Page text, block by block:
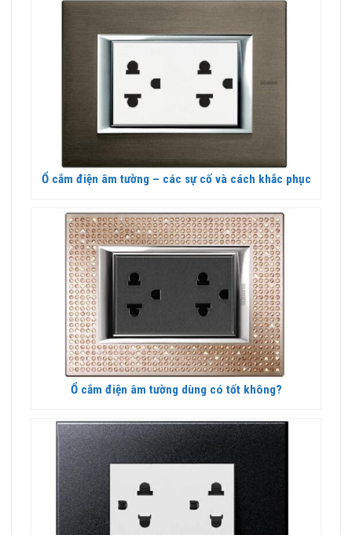
Ổ cắm điện âm tường – các sự cố và cách khắc phục
Ổ cắm điện âm tường dùng có tốt không?